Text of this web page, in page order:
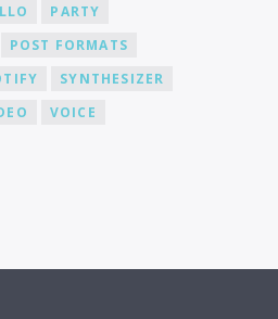
PARTY
POST FORMATS
SYNTHESIZER
VOICE